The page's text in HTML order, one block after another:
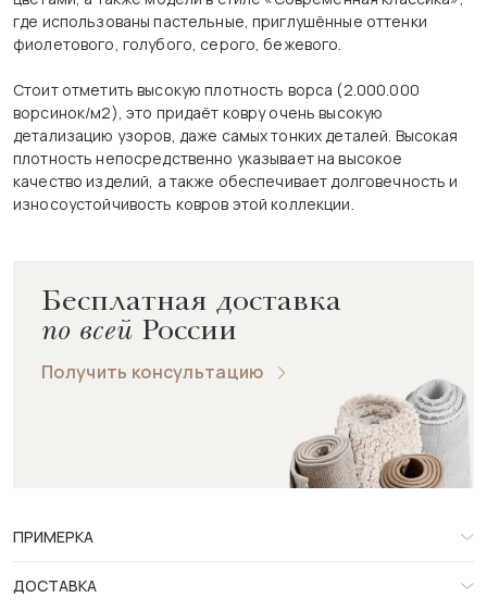
где использованы пастельные, приглушённые оттенки
фиолетового, голубого, серого, бежевого.
Стоит отметить высокую плотность ворса (2.000.000
ворсинок/м2), это придаёт ковру очень высокую
детализацию узоров, даже самых тонких деталей. Высокая
плотность непосредственно указывает на высокое
качество изделий, а также обеспечивает долговечность и
износоустойчивость ковров этой коллекции.
Бесплатная доставка
по всей России
Получить консультацию
ПРИМЕРКА
ДОСТАВКА